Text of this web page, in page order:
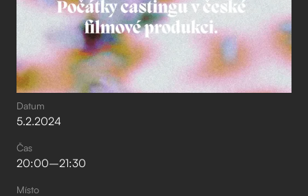
Datum
5.2.2024
Čas
20:00–⁠21:30
Místo